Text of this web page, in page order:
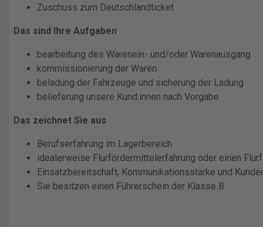
Zuschuss zum Deutschlandticket
Das sind Ihre Aufgaben
bearbeitung des Warenein- und/oder Warenausgang
kommissionierung der Waren
beladung der Fahrzeuge und sicherung der Ladung
belieferung unsere Kund:innen nach Vorgabe
Das zeichnet Sie aus
Berufserfahrung im Lagerbereich
idealerweise Flurfördermittelerfahrung oder einen
Einsatzbereitschaft, Kommunikationsstärke und
Sie besitzen einen Führerschein der Klasse B